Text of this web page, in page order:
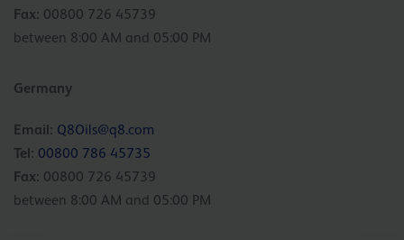
Fax: 00800 726 45739
between 8:00 AM and 05:00 PM
Germany
Email: Q8Oils@q8.com
Tel: 00800 786 45735
Fax: 00800 726 45739
between 8:00 AM and 05:00 PM